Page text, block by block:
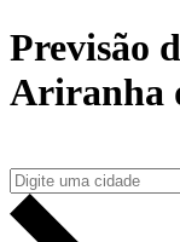
Previsão
Ariranha